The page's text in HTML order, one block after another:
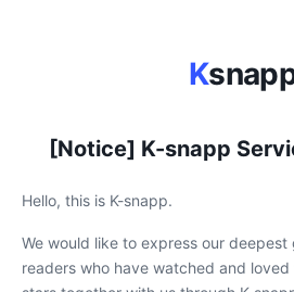
K
[Notice] K-snapp
Hello, this is K-snapp.
We would like to express our
readers who have watched and